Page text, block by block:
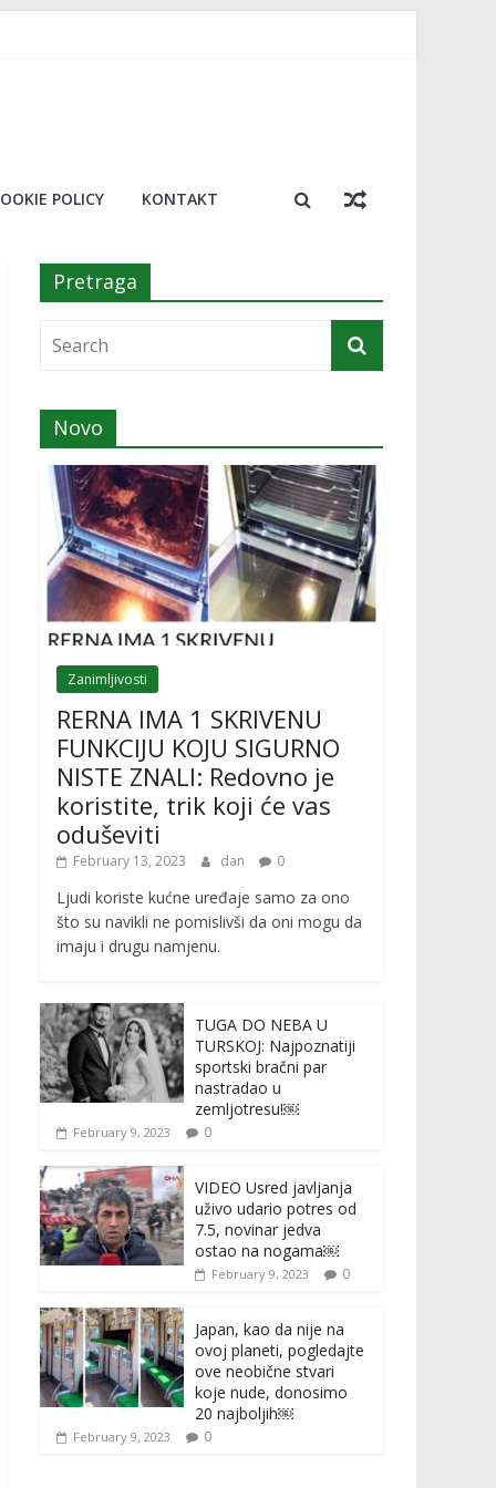
POLICY KONTAKT
Pretraga
Novo
Zanimljivosti
RERNA IMA 1 SKRIVENU
FUNKCIJU KOJU SIGURNO
NISTE ZNALI: Redovno je
koristite, trik koji će vas
oduševiti
February 13, 2023 dan 0
Ljudi koriste kućne uređaje samo za ono
što su navikli ne pomislivši da oni mogu da
imaju i drugu namjenu.
TUGA DO NEBA U
TURSKOJ: Najpoznatiji
sportski bračni par
nastradao u
zemljotresu!￼
February 9, 2023 0
VIDEO Usred javljanja
uživo udario potres od
7.5, novinar jedva
ostao na nogama￼
February 9, 2023 0
Japan, kao da nije na
ovoj planeti, pogledajte
ove neobične stvari
koje nude, donosimo
20 najboljih￼
February 9, 2023 0